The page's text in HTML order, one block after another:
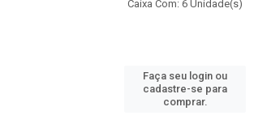
Caixa Com: 6 Unidade(s)
Faça seu login ou
cadastre-se para
comprar.